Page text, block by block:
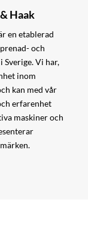
Haak
en etablerad
och
Sverige. Vi har,
inom
kan med vår
erfarenhet
maskiner och